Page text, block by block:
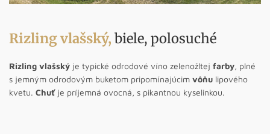
Rizling vlašský, biele, polosuché
Rizling vlašský je typické odrodové víno zelenožltej farby, plné
s jemným odrodovým buketom pripomínajúcim vôňu lipového
kvetu. Chuťje príjemná ovocná, s pikantnou kyselinkou.